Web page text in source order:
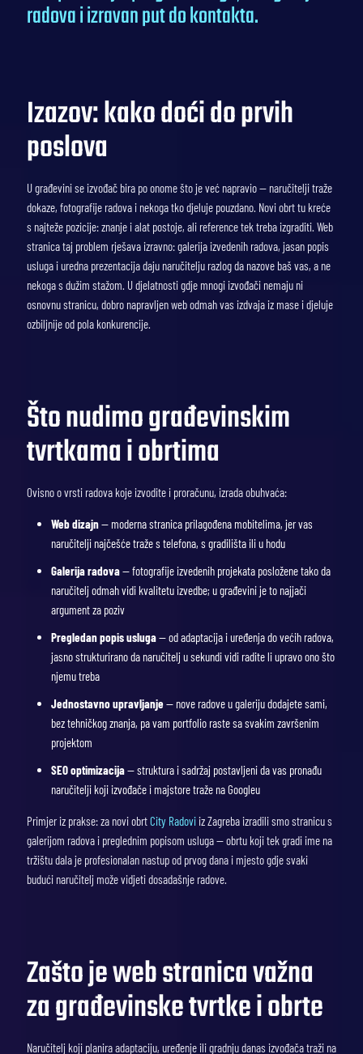
radova i izravan put do kontakta.
Izazov: kako doći do prvih
poslova
U građevini se izvođač bira po onome što je već napravio — naručitelji traže
dokaze, fotografije radova i nekoga tko djeluje pouzdano. Novi obrt tu kreće
s najteže pozicije: znanje i alat postoje, ali reference tek treba izgraditi. Web
stranica taj problem rješava izravno: galerija izvedenih radova, jasan popis
usluga i uredna prezentacija daju naručitelju razlog da nazove baš vas, a ne
nekoga s dužim stažom. U djelatnosti gdje mnogi izvođači nemaju ni
osnovnu stranicu, dobro napravljen web odmah vas izdvaja iz mase i djeluje
ozbiljnije od pola konkurencije.
Što nudimo građevinskim
tvrtkama i obrtima
Ovisno o vrsti radova koje izvodite i proračunu, izrada obuhvaća:
Web dizajn— moderna stranica prilagođena mobitelima, jer vas
naručitelji najčešće traže s telefona, s gradilišta ili u hodu
Galerija radova— fotografije izvedenih projekata posložene tako da
naručitelj odmah vidi kvalitetu izvedbe; u građevini je to najjači
argument za poziv
Pregledan popis usluga— od adaptacija i uređenja do većih radova,
jasno strukturirano da naručitelj u sekundi vidi radite li upravo ono što
njemu treba
Jednostavno upravljanje— nove radove u galeriju dodajete sami,
bez tehničkog znanja, pa vam portfolio raste sa svakim završenim
projektom
SEO optimizacija— struktura i sadržaj postavljeni da vas pronađu
naručitelji koji izvođače i majstore traže na Googleu
Primjer iz prakse: za novi obrtCity Radoviiz Zagreba izradili smo stranicu s
galerijom radova i preglednim popisom usluga — obrtu koji tek gradi ime na
tržištu dala je profesionalan nastup od prvog dana i mjesto gdje svaki
budući naručitelj može vidjeti dosadašnje radove.
Zašto je web stranica važna
za građevinske tvrtke i obrte
Naručitelj koji planira adaptaciju, uređenje ili gradnju danas izvođača traži na